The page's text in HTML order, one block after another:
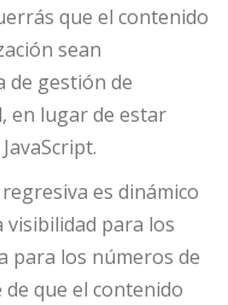
que el contenido
sean
de gestión de
en lugar de estar
es dinámico
visibilidad para los
para los números de
que el contenido